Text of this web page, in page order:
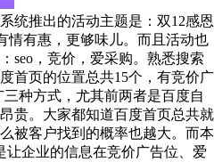
系统推出的活动主题是：双12感恩
情有惠，更够味儿。而且活动也
seo ，竞价，爱采购。熟悉搜索
首页的位置总共15个，有竞价广
三种方式，尤其前两者是百度自
贵。大家都知道百度首页总共就
被客户找到的概率也越大。而本
让企业的信息在竞价广告位、爱